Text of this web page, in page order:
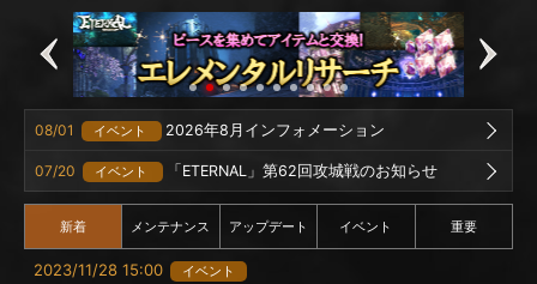
08/01 イベント 2026年8月インフォメーション
07/20 イベント 「ETERNAL」第62回攻城戦のお知らせ
新着 メンテナンス アップデート イベント 重要
2023/11/28 15:00 イベント